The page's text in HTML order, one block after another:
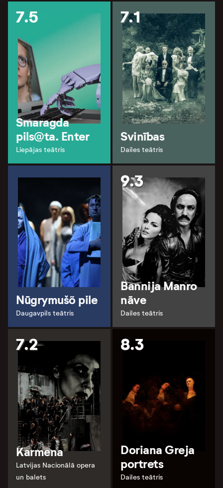
7.5
Smaragda
pils@ta. Enter
Liepājas teātris
7.1
Svinības
Dailes teātris
Nūgrymušõ pile
Daugavpils teātris
9.3
Bannija Manro
nāve
Dailes teātris
7.2
Karmena
Latvijas Nacionālā opera
un balets
8.3
Doriana Greja
portrets
Dailes teātris